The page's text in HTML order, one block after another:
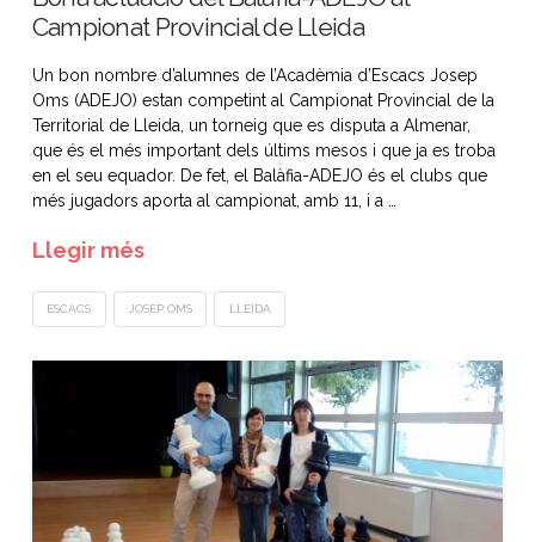
Campionat Provincial de Lleida
Un bon nombre d’alumnes de l’Acadèmia d’Escacs Josep
Oms (ADEJO) estan competint al Campionat Provincial de la
Territorial de Lleida, un torneig que es disputa a Almenar,
que és el més important dels últims mesos i que ja es troba
en el seu equador. De fet, el Balàfia-ADEJO és el clubs que
més jugadors aporta al campionat, amb 11, i a …
Llegir més
ESCACS JOSEP OMS LLEIDA